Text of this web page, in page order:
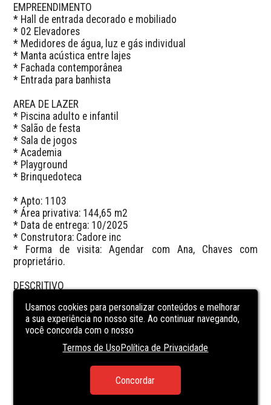
EMPREENDIMENTO
* Hall de entrada decorado e mobiliado
* 02 Elevadores
* Medidores de água, luz e gás individual
* Manta acústica entre lajes
* Fachada contemporânea
* Entrada para banhista
AREA DE LAZER
* Piscina adulto e infantil
* Salão de festa
* Sala de jogos
* Academia
* Playground
* Brinquedoteca
* Apto: 1103
* Área privativa: 144,65 m2
* Data de entrega: 10/2025
* Construtora: Cadore inc
* Forma de visita: Agendar com Ana, Chaves com
proprietário.
DESCRITIVO
FOTOS DO IMÓVEL
CARACTERÍSTICASDA UNIDADE
Usamos cookies para personalizar conteúdos e melhorar
a sua experiência no nosso site. Ao continuar navegando,
você concorda com o nosso
Termos de UsoPolítica de Privacidade
Concordar